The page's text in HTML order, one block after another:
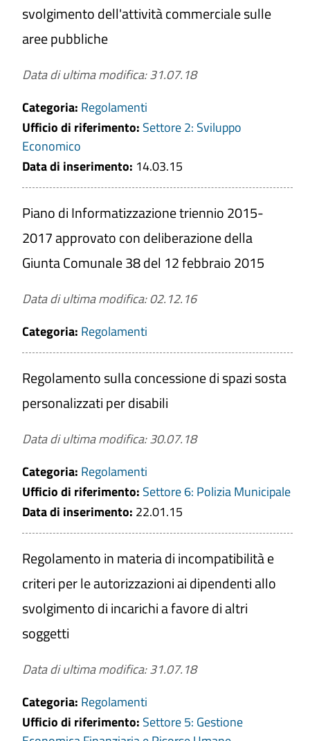
svolgimento dell'attività commerciale sulle
aree pubbliche
Data di ultima modifica: 31.07.18
Categoria: Regolamenti
Ufficio di riferimento: Settore 2: Sviluppo
Economico
Data di inserimento: 14.03.15
Piano di Informatizzazione triennio 2015-
2017 approvato con deliberazione della
Giunta Comunale 38 del 12 febbraio 2015
Data di ultima modifica: 02.12.16
Categoria: Regolamenti
Regolamento sulla concessione di spazi sosta
personalizzati per disabili
Data di ultima modifica: 30.07.18
Categoria: Regolamenti
Ufficio di riferimento: Settore 6: Polizia Municipale
Data di inserimento: 22.01.15
Regolamento in materia di incompatibilità e
criteri per le autorizzazioni ai dipendenti allo
svolgimento di incarichi a favore di altri
soggetti
Data di ultima modifica: 31.07.18
Categoria: Regolamenti
Ufficio di riferimento: Settore 5: Gestione